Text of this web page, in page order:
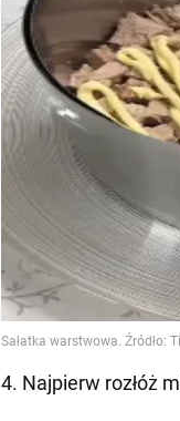
4. Najpierw rozłóż